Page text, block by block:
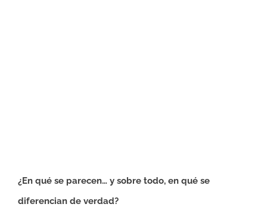
¿En qué se parecen… y sobre todo, en qué se
diferencian de verdad?